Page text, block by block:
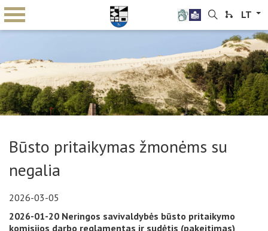
Būsto pritaikymas žmonėms su
negalia
2026-03-05
2026-01-20 Neringos savivaldybės būsto pritaikymo
komisijos darbo reglamentas ir sudėtis (pakeitimas)
LT